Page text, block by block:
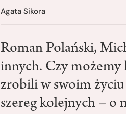
Agata Sikora
Roman Polański,
innych. Czy możemy
zrobili w swoim
szereg kolejnych – o